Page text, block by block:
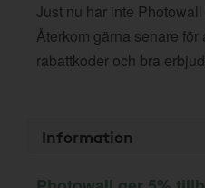
Just nu har inte
Återkom gärna senare för
rabattkoder och bra
Information